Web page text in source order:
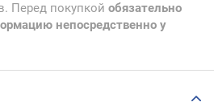
Перед покупкой обязательно
непосредственно у